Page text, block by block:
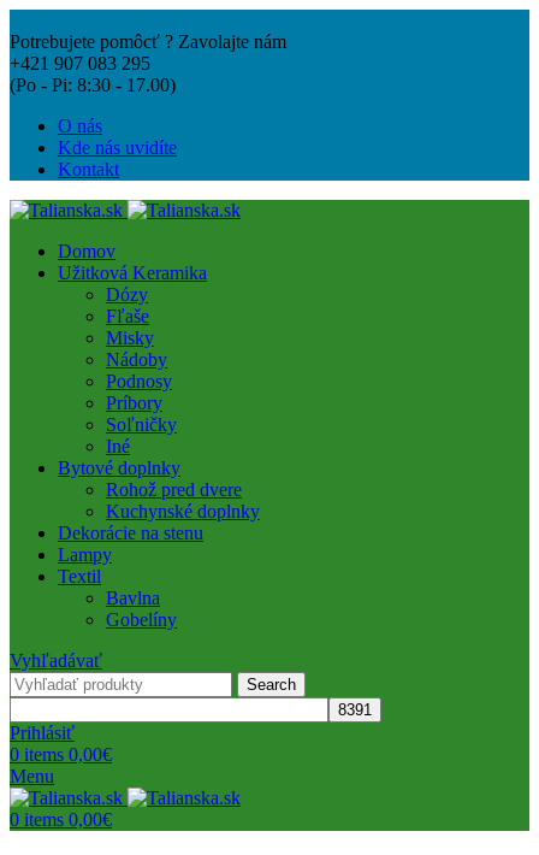
Potrebujete pomôcť ? Zavolajte nám
+421 907 083 295
(Po - Pi: 8:30 - 17.00)
O nás
Kde nás uvidíte
Kontakt
Domov
Užitková Keramika
Dózy
Fľaše
Misky
Nádoby
Podnosy
Príbory
Soľničky
Iné
Bytové doplnky
Rohož pred dvere
Kuchynské doplnky
Dekorácie na stenu
Lampy
Textil
Bavlna
Gobelíny
Vyhľadávať
Search
Prihlásiť
0 items 0,00€
Menu
0 items 0,00€